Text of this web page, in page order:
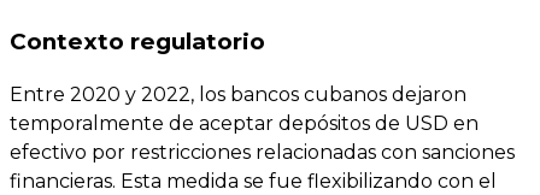
Contexto regulatorio
Entre 2020 y 2022, los bancos cubanos dejaron
temporalmente de aceptar depósitos de USD en
efectivo por restricciones relacionadas con sanciones
financieras. Esta medida se fue flexibilizando con el